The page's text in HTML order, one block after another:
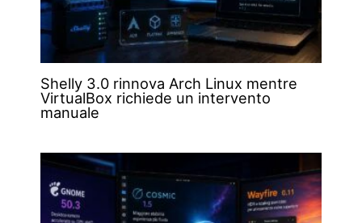
Shelly 3.0 rinnova Arch Linux mentre
VirtualBox richiede un intervento
manuale